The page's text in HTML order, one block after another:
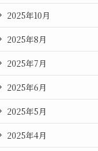
2025年10月
2025年8月
2025年7月
2025年6月
2025年5月
2025年4月